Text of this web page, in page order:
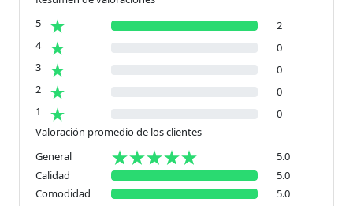
5
2
4
0
3
0
2
0
1
0
Valoración promedio de los clientes
General
5.0
Calidad
5.0
Comodidad
5.0